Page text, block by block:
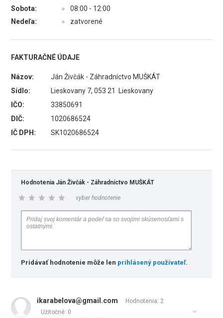
Sobota: ●
08:00 - 12:00
Nedeľa:
● zatvorené
FAKTURAČNÉ ÚDAJE
Názov:
Ján Živčák - Záhradníctvo MUŠKÁT
Sídlo:
Lieskovany 7, 053 21 Lieskovany
IČO:
33850691
DIČ:
1020686524
IČ DPH:
SK1020686524
Hodnotenia Ján Živčák - Záhradníctvo MUŠKÁT
vyber hodnotenie
Pridávať hodnotenie môže len prihlásený používateľ.
ikarabelova@gmail.com
Hodnotenia: 2
Užitočné: 0